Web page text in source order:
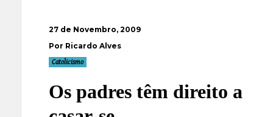
27 de Novembro, 2009
Por Ricardo Alves
Catolicismo
Os padres têm direito a